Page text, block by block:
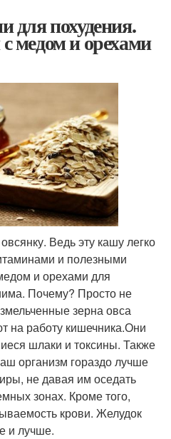
для похудения.
медом и орехами
Ведь эту кашу легко
и полезными
и орехами для
Почему? Просто не
зерна овса
на работу кишечника.Они
шлаки и токсины. Также
организм гораздо лучше
не давая им оседать
зонах. Кроме того,
крови. Желудок
и лучше.